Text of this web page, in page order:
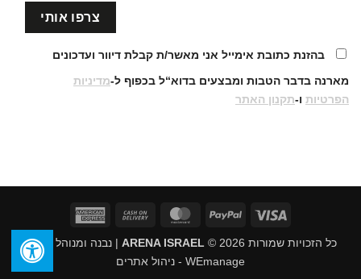
בהזנת כתובת אימייל אני מאשר/ת קבלת דיוור ועדכונים
מארנה בדבר הטבות ומבצעים בדוא“ל בכפוף ל-מדיניות
הפרטיות ו-תקנון האתר
Visa
PayPal
MasterCard
Cash
Delivery
Express
כל הזכויות שמורות 2026 ©
ARENA ISRAEL | נבנה ומנוהל על ידי
WEmanage - ניהול אתרים